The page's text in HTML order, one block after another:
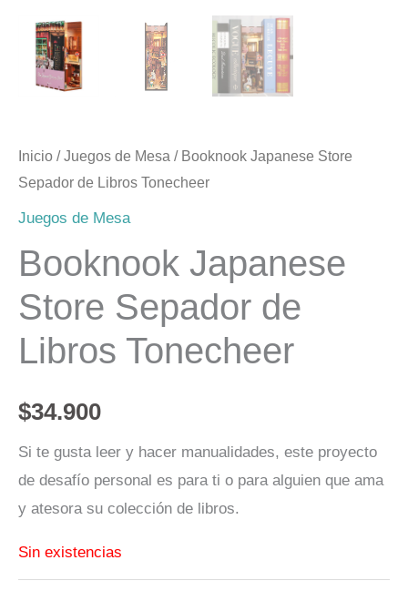
Inicio /Juegos de Mesa / Booknook Japanese Store
Sepador de Libros Tonecheer
Juegos de Mesa
Booknook Japanese
Store Sepador de
Libros Tonecheer
$34.900
Si te gusta leer y hacer manualidades, este proyecto
de desafío personal es para ti o para alguien que ama
y atesora su colección de libros.
Sin existencias